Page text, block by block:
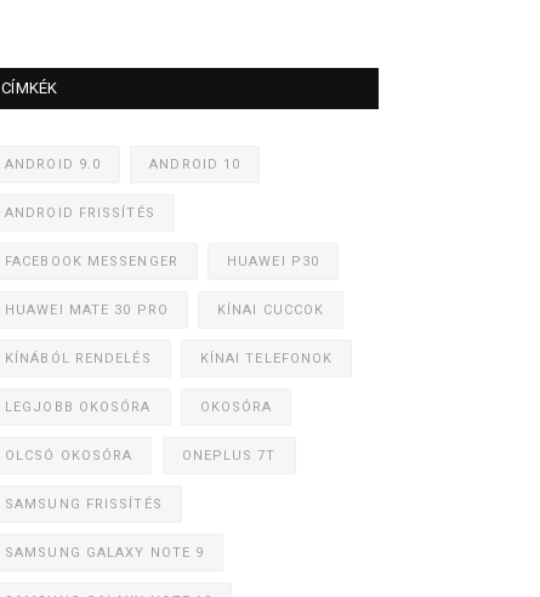
CÍMKÉK
ANDROID 9.0 ANDROID 10
ANDROID FRISSÍTÉS
FACEBOOK MESSENGER HUAWEI P30
HUAWEI MATE 30 PRO KÍNAI CUCCOK
KÍNÁBÓL RENDELÉS KÍNAI TELEFONOK
LEGJOBB OKOSÓRA OKOSÓRA
OLCSÓ OKOSÓRA ONEPLUS 7T
SAMSUNG FRISSÍTÉS
SAMSUNG GALAXY NOTE 9